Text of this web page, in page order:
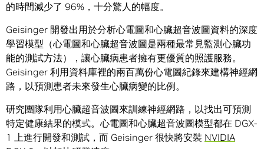
的時間減少了 96%，十分驚人的幅度。
Geisinger 開發出用於分析心電圖和心臟超音波圖資料的深度
學習模型（心電圖和心臟超音波圖是兩種最常見監測心臟功
能的測試方法），讓心臟病患者擁有更優質的照護服務。
Geisinger 利用資料庫裡的兩百萬份心電圖紀錄來建構神經網
路，以預測患者未來發生心臟病變的比例。
研究團隊利用心臟超音波圖來訓練神經網路，以找出可預測
特定健康結果的模式。心電圖和心臟超音波圖模型都在 DGX-
1 上進行開發和測試，而 Geisinger 很快將安裝 NVIDIA